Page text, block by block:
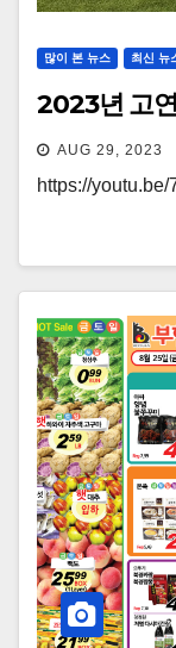
많이 본 뉴스 최신 뉴
2023년 고
AUG 29, 2023
https://